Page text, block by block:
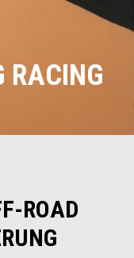
RACING
ROAD